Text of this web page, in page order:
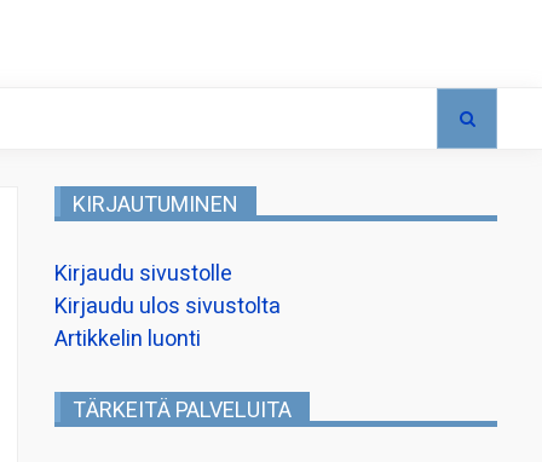
KIRJAUTUMINEN
Kirjaudu sivustolle
Kirjaudu ulos sivustolta
Artikkelin luonti
TÄRKEITÄ PALVELUITA